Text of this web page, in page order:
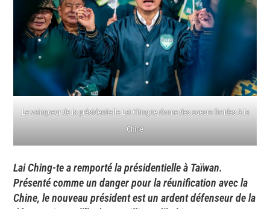
Le vainqueur de la présidentielle Lai Ching-te donne des sueurs froides à la
Chine
Lai Ching-te a remporté la présidentielle à Taïwan.
Présenté comme un danger pour la réunification avec la
Chine, le nouveau président est un ardent défenseur de la